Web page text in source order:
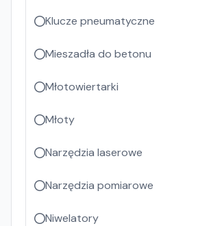
Klucze pneumatyczne
Mieszadła do betonu
Młotowiertarki
Młoty
Narzędzia laserowe
Narzędzia pomiarowe
Niwelatory